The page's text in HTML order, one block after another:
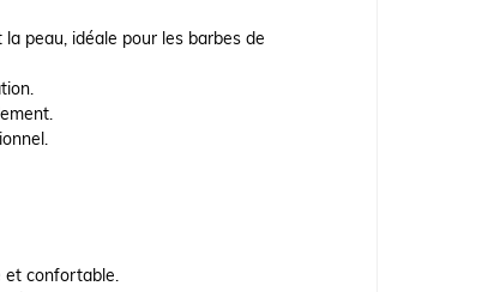
peau, idéale pour les barbes de
et confortable.